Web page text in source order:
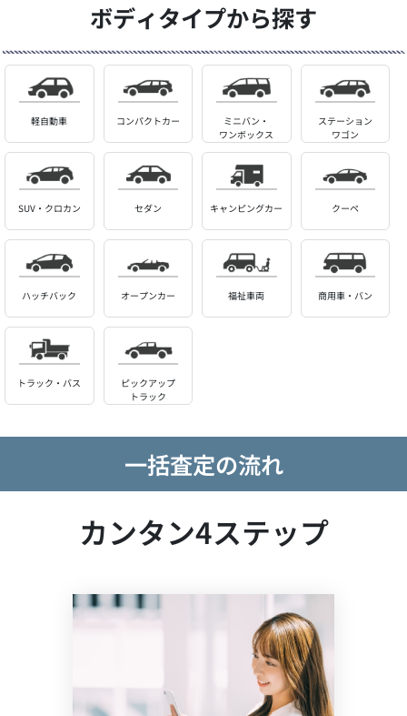
ボディタイプから探す
軽自動車 コンパクトカー
ミニバン・
ワンボックス
ステーション
ワゴン
SUV・クロカン セダン キャンピングカー クーペ
ハッチバック オープンカー 福祉車両 商用車・バン
トラック・バス
ピックアップ
トラック
一括査定の流れ
カンタン4ステップ